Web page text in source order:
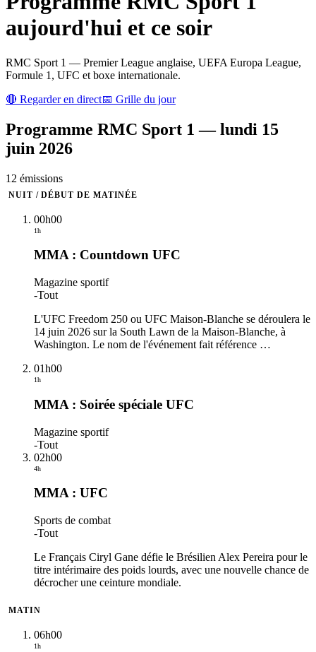
aujourd'hui et ce soir
RMC Sport 1 — Premier League anglaise, UEFA Europa League,
Formule 1, UFC et boxe internationale.
🔴 Regarder en direct📅 Grille du jour
Programme RMC Sport 1 —lundi 15
juin 2026
12 émissions
NUIT / DÉBUT DE MATINÉE
00h00
1h
MMA : Countdown UFC
Magazine sportif
-Tout
L'UFC Freedom 250 ou UFC Maison-Blanche se déroulera le
14 juin 2026 sur la South Lawn de la Maison-Blanche, à
Washington. Le nom de l'événement fait référence …
01h00
1h
MMA : Soirée spéciale UFC
Magazine sportif
-Tout
02h00
4h
MMA : UFC
Sports de combat
-Tout
Le Français Ciryl Gane défie le Brésilien Alex Pereira pour le
titre intérimaire des poids lourds, avec une nouvelle chance de
décrocher une ceinture mondiale.
MATIN
06h00
1h